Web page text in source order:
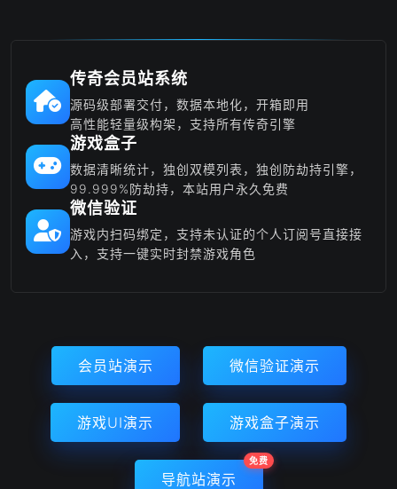
传奇会员站系统
源码级部署交付，数据本地化，开箱即用
高性能轻量级构架，支持所有传奇引擎
游戏盒子
数据清晰统计，独创双模列表，独创防劫持引擎，
99.999%防劫持，本站用户永久免费
微信验证
游戏内扫码绑定，支持未认证的个人订阅号直接接
入，支持一键实时封禁游戏角色
会员站演示 微信验证演示
游戏UI演示 游戏盒子演示
导航站演示
免费